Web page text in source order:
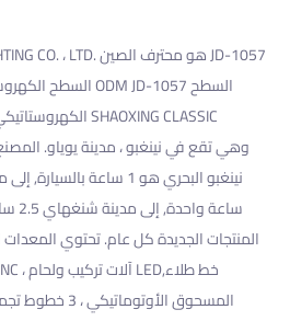
نينغبو GOLDEN CLASSIC LIGHTING CO. ، LTD. هو محترفالصين JD-1057
السطحODM JD-1057 السطح
نينغبو البحري هو 1 ساعة
المنتجات الجديدة كل عام. تحتوي
المسحوق